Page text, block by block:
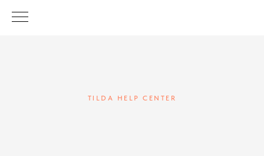
TILDA HELP CENTER